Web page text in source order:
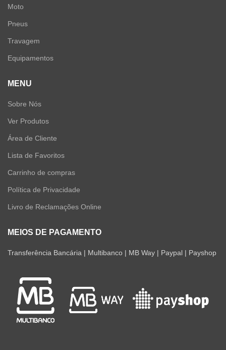
Moto
Pneus
Travagem
Equipamentos
MENU
Sobre Nós
Ver Produtos
Área de Cliente
Lista de Favoritos
Carrinho de compras
Política de Privacidade
Livro de Reclamações Online
MEIOS DE PAGAMENTO
Transferência Bancária | Multibanco | MB Way | Paypal | Payshop